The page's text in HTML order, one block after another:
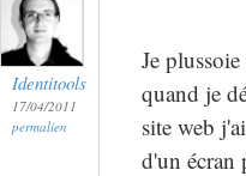
Identitools
17/04/2011
permalien
Je
quand je
site web
d'un écran